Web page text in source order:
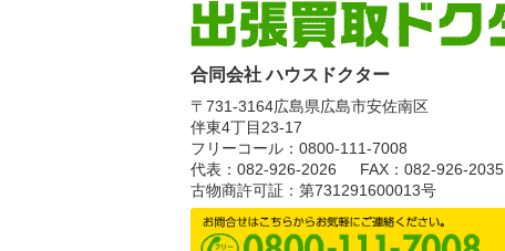
合同会社 ハウスドクター
〒731-3164広島県広島市安佐南区
伴東4丁目23-17
フリーコール：0800-111-7008
代表：082-926-2026
FAX：082-926-2035
古物商許可証：第731291600013号